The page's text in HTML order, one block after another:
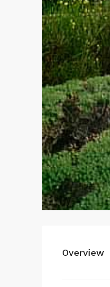
Overview